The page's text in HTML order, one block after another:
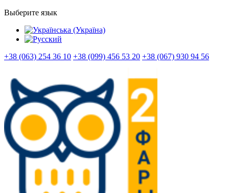
Выберите язык
+38 (063) 254 36 10 +38 (099) 456 53 20 +38 (067) 930 94 56